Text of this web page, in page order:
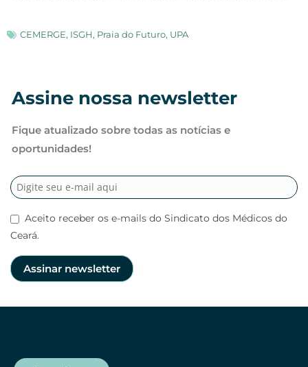
CEMERGE, ISGH, Praia do Futuro, UPA
Assine nossa newsletter
Fique atualizado sobre todas as notícias e
oportunidades!
Aceito receber os e-mails do Sindicato dos Médicos do
Ceará.